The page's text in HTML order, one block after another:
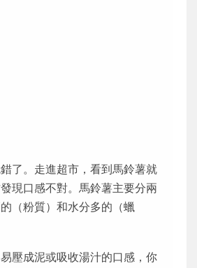
了。走進超市，看到馬鈴薯就
現口感不對。馬鈴薯主要分兩
（粉質）和水分多的（蠟
壓成泥或吸收湯汁的口感，你